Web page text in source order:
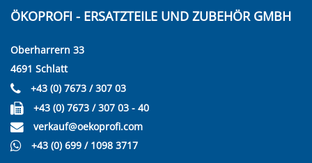
ÖKOPROFI - ERSATZTEILE UND ZUBEHÖR GMBH
Oberharrern 33
4691 Schlatt
+43 (0) 7673 / 307 03
+43 (0) 7673 / 307 03 - 40
verkauf@oekoprofi.com
+43 (0) 699 / 1098 3717